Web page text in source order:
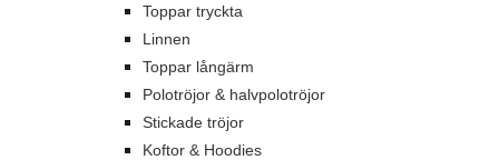
Toppar tryckta
Linnen
Toppar långärm
Polotröjor & halvpolotröjor
Stickade tröjor
Koftor & Hoodies